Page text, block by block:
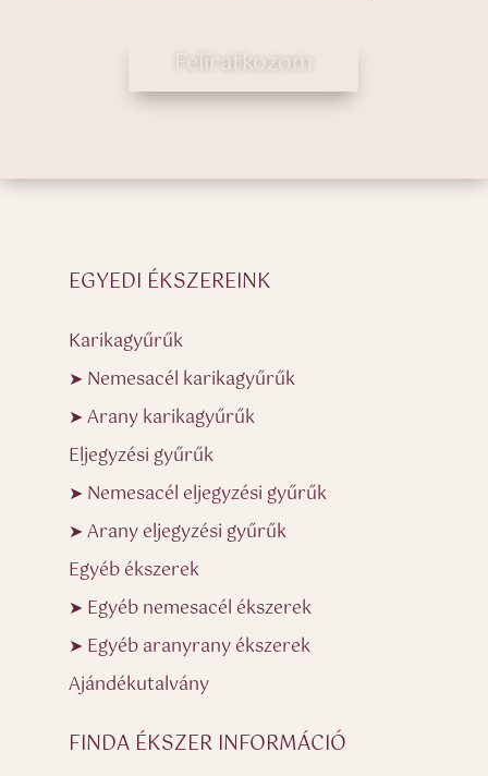
Feliratkozom
EGYEDI ÉKSZEREINK
Karikagyűrűk
➤ Nemesacél karikagyűrűk
➤ Arany karikagyűrűk
Eljegyzési gyűrűk
➤ Nemesacél eljegyzési gyűrűk
➤ Arany eljegyzési gyűrűk
Egyéb ékszerek
➤ Egyéb nemesacél ékszerek
➤ Egyéb aranyrany ékszerek
Ajándékutalvány
FINDA ÉKSZER INFORMÁCIÓ